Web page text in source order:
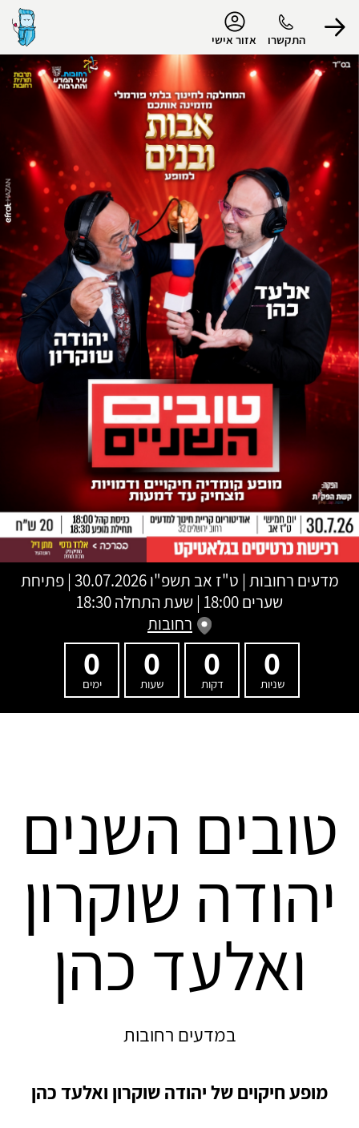
התקשרו אזור אישי
הפרופיל שלי
התנתק
מדעים רחובות | ט"ז אב תשפ"ו
30.07.2026 | פתיחת
שערים 18:00 | שעת התחלה 18:30
רחובות
0
שניות
0
דקות
0
שעות
0
ימים
טובים השנים
יהודה שוקרון
ואלעד כהן
במדעים רחובות
מופע חיקוים של יהודה שוקרון ואלעד כהן